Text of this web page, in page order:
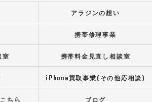
アラジンの想い
携帯修理事業
室 携帯料金見直し相談室
iPhone買取事業(その他応相談)
ちら ブログ